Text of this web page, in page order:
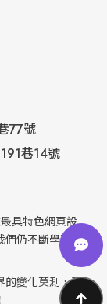
77號
巷14號
具特色網頁設
們仍不斷學習推
的變化莫測，我